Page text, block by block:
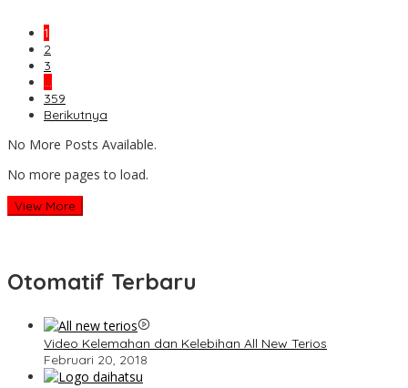
1
2
3
…
359
Berikutnya
No More Posts Available.
No more pages to load.
View More
Otomatif Terbaru
Video Kelemahan dan Kelebihan All New Terios
Februari 20, 2018